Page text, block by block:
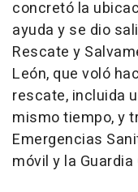
concretó la
ayuda y se dio
Rescate y
León, que voló
rescate, incluida
mismo tiempo, y
Emergencias
móvil y la